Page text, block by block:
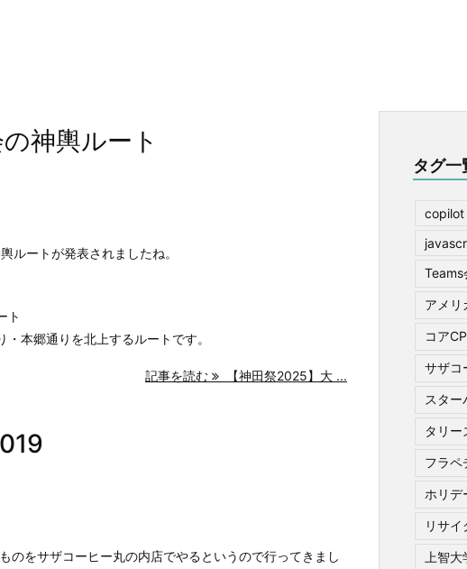
神輿ルート
ートが発表されましたね。
ト
本郷通りを北上するルートです。
記事を読む 【神田祭2025】大 ...
のをサザコーヒー丸の内店でやるというので行ってきまし
タグ一
copilot
Teams
アメリ
コア
サザコ
スター
タリー
フラペ
ホリデ
リサイ
上智大